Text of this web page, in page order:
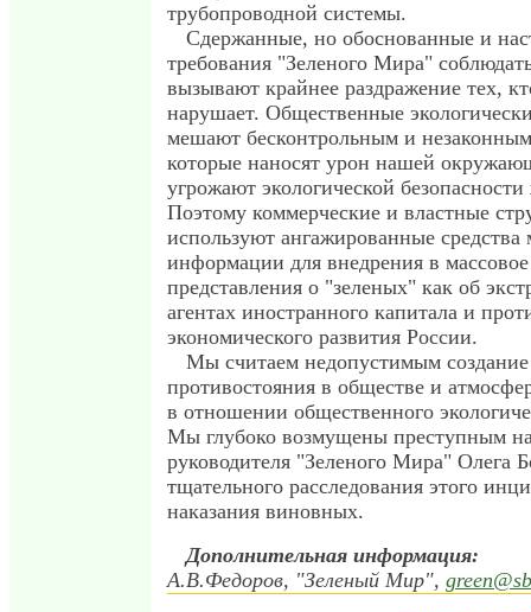
трубопроводной системы.
Сдержанные, но обоснованные и
требования "Зеленого Мира"
вызывают крайнее раздражение тех,
нарушает. Общественные
мешают бесконтрольным и
которые наносят урон нашей
угрожают экологической
Поэтому коммерческие и властные
используют ангажированные средства
информации для внедрения в
представления о "зеленых" как об
агентах иностранного капитала и
экономического развития России.
Мы считаем недопустимым
противостояния в обществе и
в отношении общественного
Мы глубоко возмущены преступным
руководителя "Зеленого Мира" Олега
тщательного расследования этого
наказания виновных.
Дополнительная информация:
А.В.Федоров, "Зеленый Мир",